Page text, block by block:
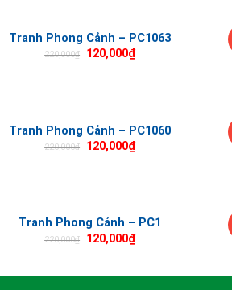
Tranh Phong Cảnh – PC1063
220,000₫ 120,000₫
Tranh Phong Cảnh – PC1060
220,000₫ 120,000₫
Tranh Phong Cảnh – PC1
220,000₫ 120,000₫